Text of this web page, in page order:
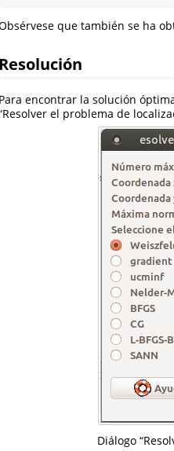
que también se ha
Resolución
Para encontrar la solución
el problema de
Diálogo